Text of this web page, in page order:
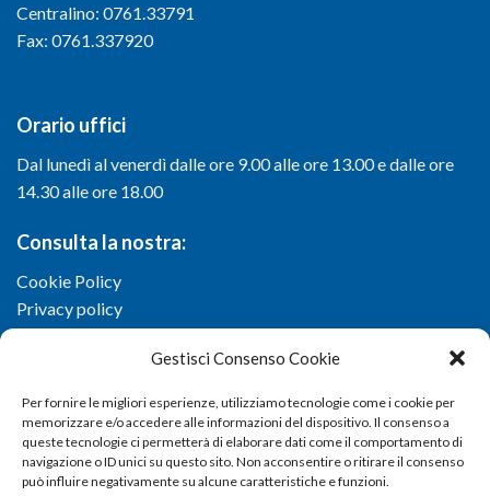
Gestisci Consenso Cookie
Per fornire le migliori esperienze, utilizziamo tecnologie come i cookie per
memorizzare e/o accedere alle informazioni del dispositivo. Il consenso a
queste tecnologie ci permetterà di elaborare dati come il comportamento di
navigazione o ID unici su questo sito. Non acconsentire o ritirare il consenso
può influire negativamente su alcune caratteristiche e funzioni.
Centralino: 0761.33791
Fax: 0761.337920
Orario uffici
Dal lunedì al venerdì dalle ore 9.00 alle ore 13.00 e dalle ore
14.30 alle ore 18.00
Consulta la nostra:
Cookie Policy
Privacy policy